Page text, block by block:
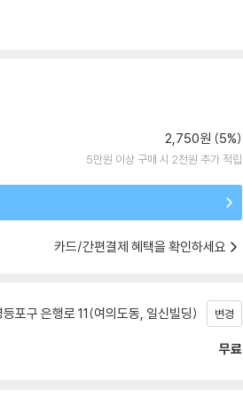
2,750원 (5%)
5만원 이상 구매 시 2천원 추가 적립
카드/간편결제 혜택을 확인하세요
포구 은행로 11(여의도동, 일신빌딩) 변경
무료